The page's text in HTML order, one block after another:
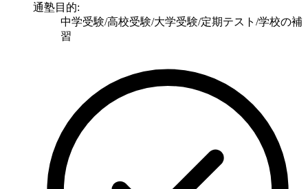
通塾目的:
中学受験/高校受験/大学受験/定期テスト/学校の補
習